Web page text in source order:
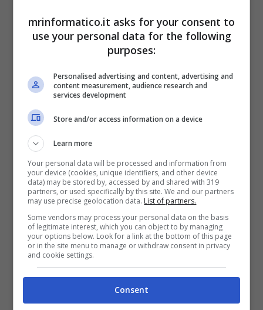
Applicazione Google Maps – Mrinformatico.it
Google Maps è sicuramente uno strumento
utilissimo ed affidabile: la qualità offerta da Big
G è a dir poco impressionante. L’app può
portarvi praticamente ovunque e non serve
conoscere l’indirizzo: anche scrivendo il nome di
interesse, su internet ci sarà il tasto per aprirvi
l’app e per guidarvi. La mappa è completa e
offre anche altre informazioni come la velocità
tenuta dal veicolo, la presenza di limiti o
l’esistenza di problematiche legate al traffico.
Una delle modalità segrete più interessanti ma
che nessunoconosce è quella di Stret View
costruire nella realtà, ma è possibile anche fare
un viaggio nel tempo in un determinato luogo.
mrinformatico.it asks for your consent to
use your personal data for the following
purposes:
Personalised advertising and content, advertising and
content measurement, audience research and
services development
Store and/or access information on a device
Learn more
Your personal data will be processed and information from
your device (cookies, unique identifiers, and other device
data) may be stored by, accessed by and shared with 319
partners, or used specifically by this site. We and our partners
may use precise geolocation data. List of partners.
Some vendors may process your personal data on the basis
of legitimate interest, which you can object to by managing
your options below. Look for a link at the bottom of this page
or in the site menu to manage or withdraw consent in privacy
and cookie settings.
Consent